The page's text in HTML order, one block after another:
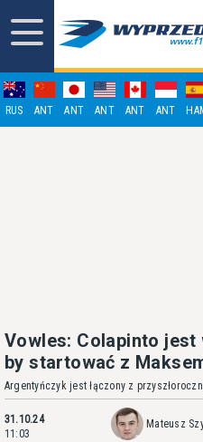
RUS ANT ANT ANT ANT ANT
Vowles: Colapinto
by startować z
Argentyńczyk jest łączony z
31.10.24
11:03
Mateusz